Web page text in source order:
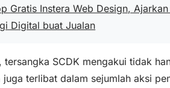
Gratis Instera Web Design,
Digital buat Jualan
tersangka SCDK mengakui tidak
juga terlibat dalam sejumlah aksi